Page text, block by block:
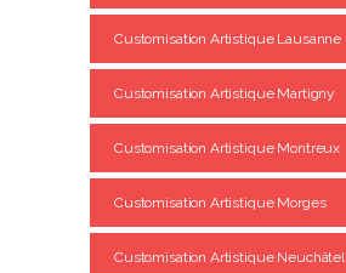
Customisation Artistique Lausanne
Customisation Artistique Martigny
Customisation Artistique Montreux
Customisation Artistique Morges
Customisation Artistique Neuchâtel